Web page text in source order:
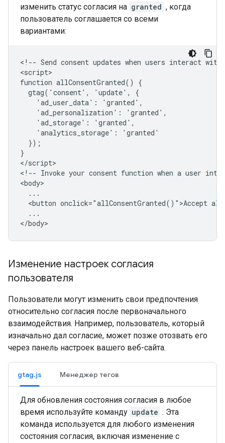
изменить статус согласия на granted , когда
пользователь соглашается со всеми
вариантами:
<!-- Send consent updates when users interact
<script>
function allConsentGranted() {
  gtag('consent', 'update', {
    'ad_user_data': 'granted',
    'ad_personalization': 'granted',
    'ad_storage': 'granted',
    'analytics_storage': 'granted'
  });
}
</script>
<!-- Invoke your consent function when a user
<body>
  ...
<button onclick="allConsentGranted()">Accept
  ...
Изменение настроек согласия
пользователя
Пользователи могут изменить свои предпочтения
относительно согласия после первоначального
взаимодействия. Например, пользователь, который
изначально дал согласие, может позже отозвать его
через панель настроек вашего веб-сайта.
gtag.js Менеджер тегов
Для обновления состояния согласия в любое
время используйте команду update . Эта
команда используется для любого изменения
состояния согласия, включая изменение с